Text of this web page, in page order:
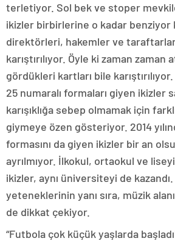
terletiyor. Sol bek ve stoper
ikizler birbirlerine o kadar benziyor
direktörleri, hakemler ve
karıştırılıyor. Öyle ki zaman zaman
gördükleri kartları bile
25 numaralı formaları giyen ikizler
karışıklığa sebep olmamak için
giymeye özen gösteriyor. 2014
formasını da giyen ikizler bir an
ayrılmıyor. İlkokul, ortaokul ve
ikizler, aynı üniversiteyi de
yeteneklerinin yanı sıra, müzik
de dikkat çekiyor.
“Futbola çok küçük yaşlarda